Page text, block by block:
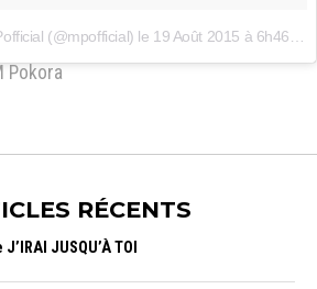
(@mpofficial) le 19 Août 2015 à 6h46 PDT
Pokora
RÉCENTS
JUSQU’À TOI